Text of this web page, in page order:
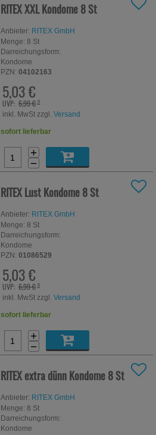
RITEX XXL Kondome8 St
Anbieter: RITEX GmbH
Menge: 8 St
Darreichungsform:
Kondome
PZN: 04102163
5,03 €
UVP: 6,99 €³
inkl. MwSt zzgl.Versand
sofort lieferbar
+
−
RITEX Lust Kondome8 St
Anbieter: RITEX GmbH
Menge: 8 St
Darreichungsform:
Kondome
PZN: 01086529
5,03 €
UVP: 6,99 €³
inkl. MwSt zzgl.Versand
sofort lieferbar
+
−
RITEX extra dünn Kondome8 St
Anbieter: RITEX GmbH
Menge: 8 St
Darreichungsform:
Kondome